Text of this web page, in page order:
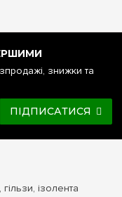
знижки та
ПІДПИСАТИСЯ
ізолента